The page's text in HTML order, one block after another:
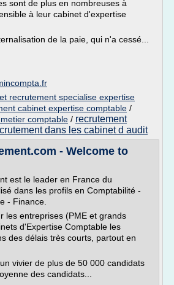
sont de plus en nombreuses à
à leur cabinet d'expertise
de la paie, qui n'a cessé...
recrutement specialise expertise
cabinet expertise comptable /
comptable / recrutement
dans les cabinet d audit
- Welcome to
est le leader en France du
dans les profils en Comptabilité -
- Finance.
les entreprises (PME et grands
d'Expertise Comptable les
des délais très courts, partout en
vivier de plus de 50 000 candidats
des candidats...